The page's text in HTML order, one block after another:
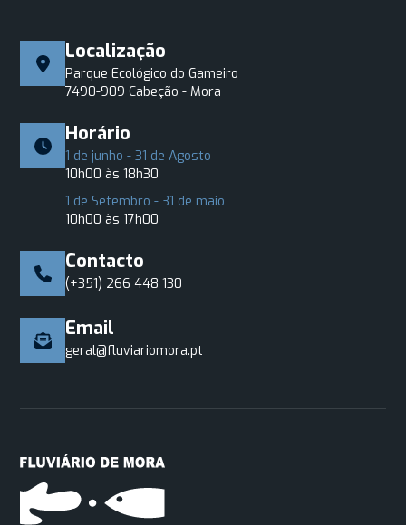
Localização
Parque Ecológico do Gameiro
7490-909 Cabeção - Mora
Horário
1 de junho - 31 de Agosto
10h00 às 18h30
1 de Setembro - 31 de maio
10h00 às 17h00
Contacto
(+351) 266 448 130
Email
geral@fluviariomora.pt